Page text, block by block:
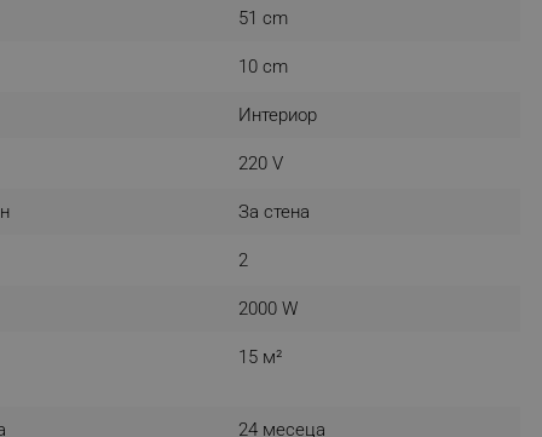
51 cm
10 cm
Интериор
220 V
За стена
2
2000 W
15 м²
24 месеца